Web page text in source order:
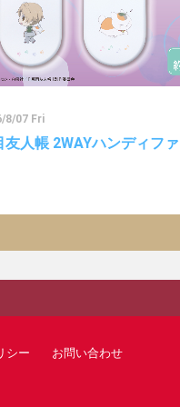
8/07 Fri
友人帳 2WAYハンディフ
シー お問い合わせ